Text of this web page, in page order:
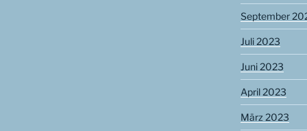
September
Juli 2023
Juni 2023
April 2023
März 2023